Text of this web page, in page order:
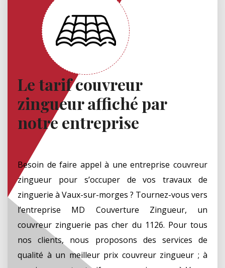
Le tarif couvreur
zingueur affiché par
notre entreprise
Besoin de faire appel à une entreprise couvreur
zingueur pour s’occuper de vos travaux de
zinguerie à Vaux-sur-morges ? Tournez-vous vers
l’entreprise MD Couverture Zingueur, un
couvreur zinguerie pas cher du 1126. Pour tous
nos clients, nous proposons des services de
qualité à un meilleur prix couvreur zingueur ; à